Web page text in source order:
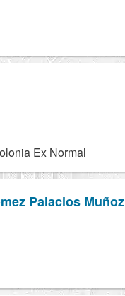
Ex Normal
Palacios Muñoz